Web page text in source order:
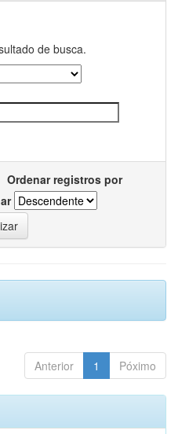
de busca.
Ordenar registros por
Anterior 1 Póximo